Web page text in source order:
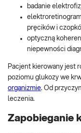
badanie
pręcików i
optyczną
niepewności
Pacjent kierowany jest
poziomu glukozy we
organizmie. Od
leczenia.
Zapobieganie